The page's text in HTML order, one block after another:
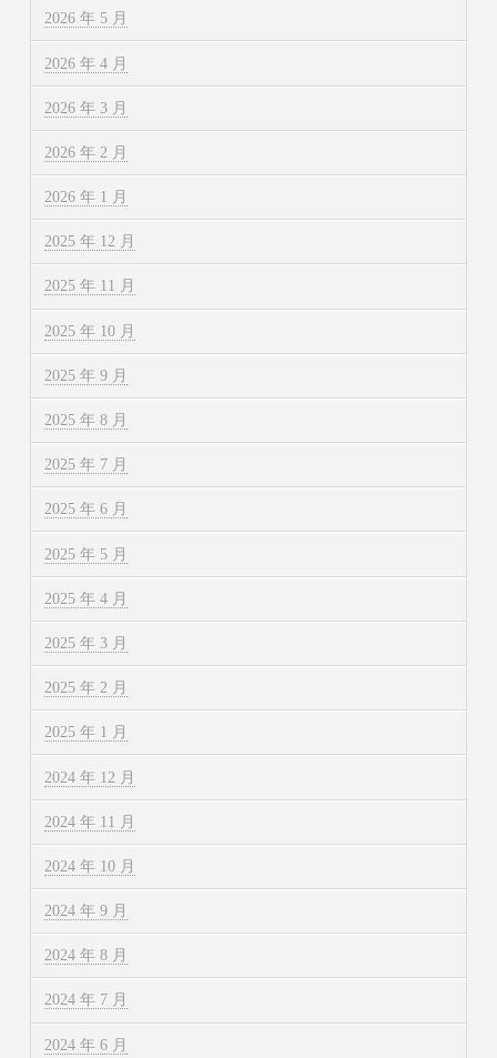
2026 年 5 月
2026 年 4 月
2026 年 3 月
2026 年 2 月
2026 年 1 月
2025 年 12 月
2025 年 11 月
2025 年 10 月
2025 年 9 月
2025 年 8 月
2025 年 7 月
2025 年 6 月
2025 年 5 月
2025 年 4 月
2025 年 3 月
2025 年 2 月
2025 年 1 月
2024 年 12 月
2024 年 11 月
2024 年 10 月
2024 年 9 月
2024 年 8 月
2024 年 7 月
2024 年 6 月